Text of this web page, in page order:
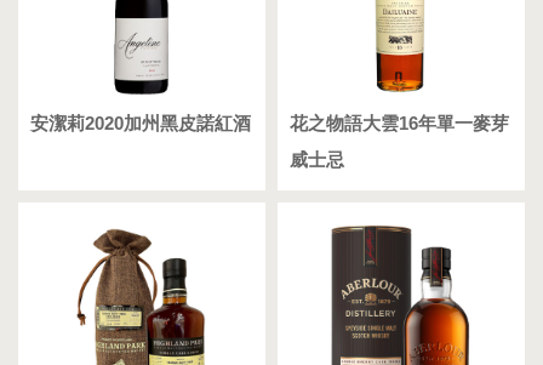
安潔莉2020加州黑皮諾紅酒
花之物語大雲16年單一麥芽
威士忌